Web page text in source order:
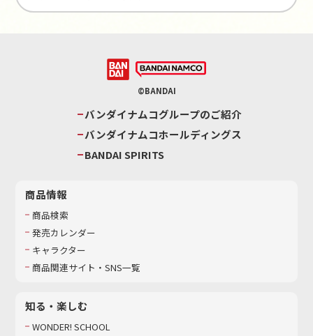
©BANDAI
バンダイナムコグループのご紹介
バンダイナムコホールディングス
BANDAI SPIRITS
商品情報
商品検索
発売カレンダー
キャラクター
商品関連サイト・SNS一覧
知る・楽しむ
WONDER! SCHOOL